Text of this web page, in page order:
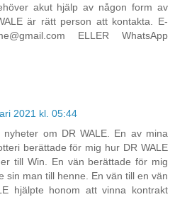
akut hjälp av någon form av
är rätt person att kontakta. E-
ELLER WhatsApp
2021 kl. 05:44
om DR WALE. En av mina
berättade för mig hur DR WALE
till Win. En vän berättade för mig
sin man till henne. En vän till en vän
hjälpte honom att vinna kontrakt